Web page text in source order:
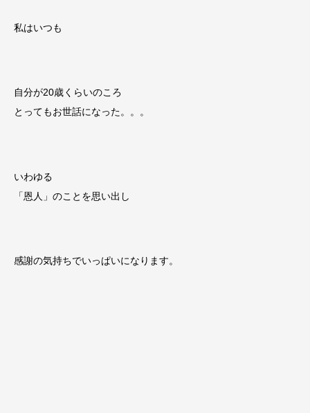
私はいつも
自分が20歳くらいのころ
とってもお世話になった。。。
いわゆる
「恩人」のことを思い出し
感謝の気持ちでいっぱいになります。